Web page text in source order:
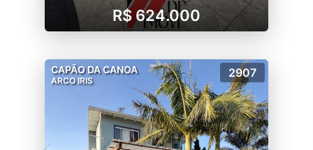
R$ 624.000
CAPÃO DA CANOA
ARCO IRIS
2907